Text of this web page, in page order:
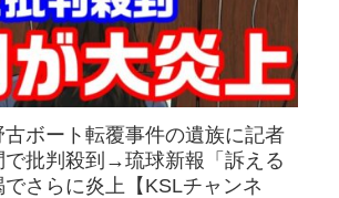
古ボート転覆事件の遺族に記者
で批判殺到→琉球新報「訴える
さらに炎上【KSLチャンネ